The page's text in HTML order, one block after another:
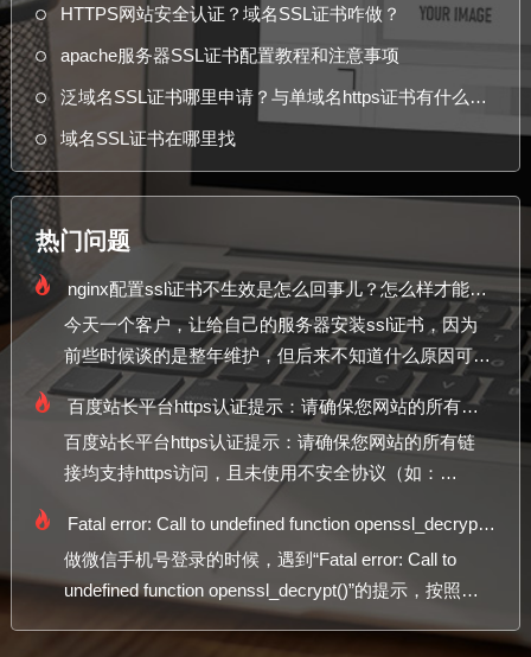
HTTPS网站安全认证？域名SSL证书咋做？
apache服务器SSL证书配置教程和注意事项
泛域名SSL证书哪里申请？与单域名https证书有什么区别
域名SSL证书在哪里找
热门问题
nginx配置ssl证书不生效是怎么回事儿？怎么样才能成功？
今天一个客户，让给自己的服务器安装ssl证书，因为
前些时候谈的是整年维护，但后来不知道什么原因可能
是客户觉得自己的需求只是安装ssl证书，没必要全年
维护。但今天过来说证书过期了，自己的业务无法使
用，不得不安装新的证书了。
百度站长平台https认证提示：请确保您网站的所有链接均支持https访问，且未使用不安全协议（如：SSL2、SSL3等协议）的解决办法
百度站长平台https认证提示：请确保您网站的所有链
接均支持https访问，且未使用不安全协议（如：
SSL2、SSL3等协议）的解决办法
Fatal error: Call to undefined function openssl_decrypt() 系列问题解决，终于实现
做微信手机号登录的时候，遇到“Fatal error: Call to
undefined function openssl_decrypt()”的提示，按照网
上说的教程开启php的openssl，发现其实已经开启了。